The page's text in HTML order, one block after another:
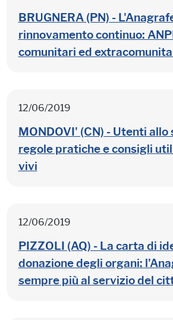
BRUGNERA (PN) -
rinnovamento continuo:
comunitari ed
12/06/2019
MONDOVI' (CN) - Utenti
regole pratiche e consigli
vivi
12/06/2019
PIZZOLI (AQ) - La carta di
donazione degli organi:
sempre più al servizio del